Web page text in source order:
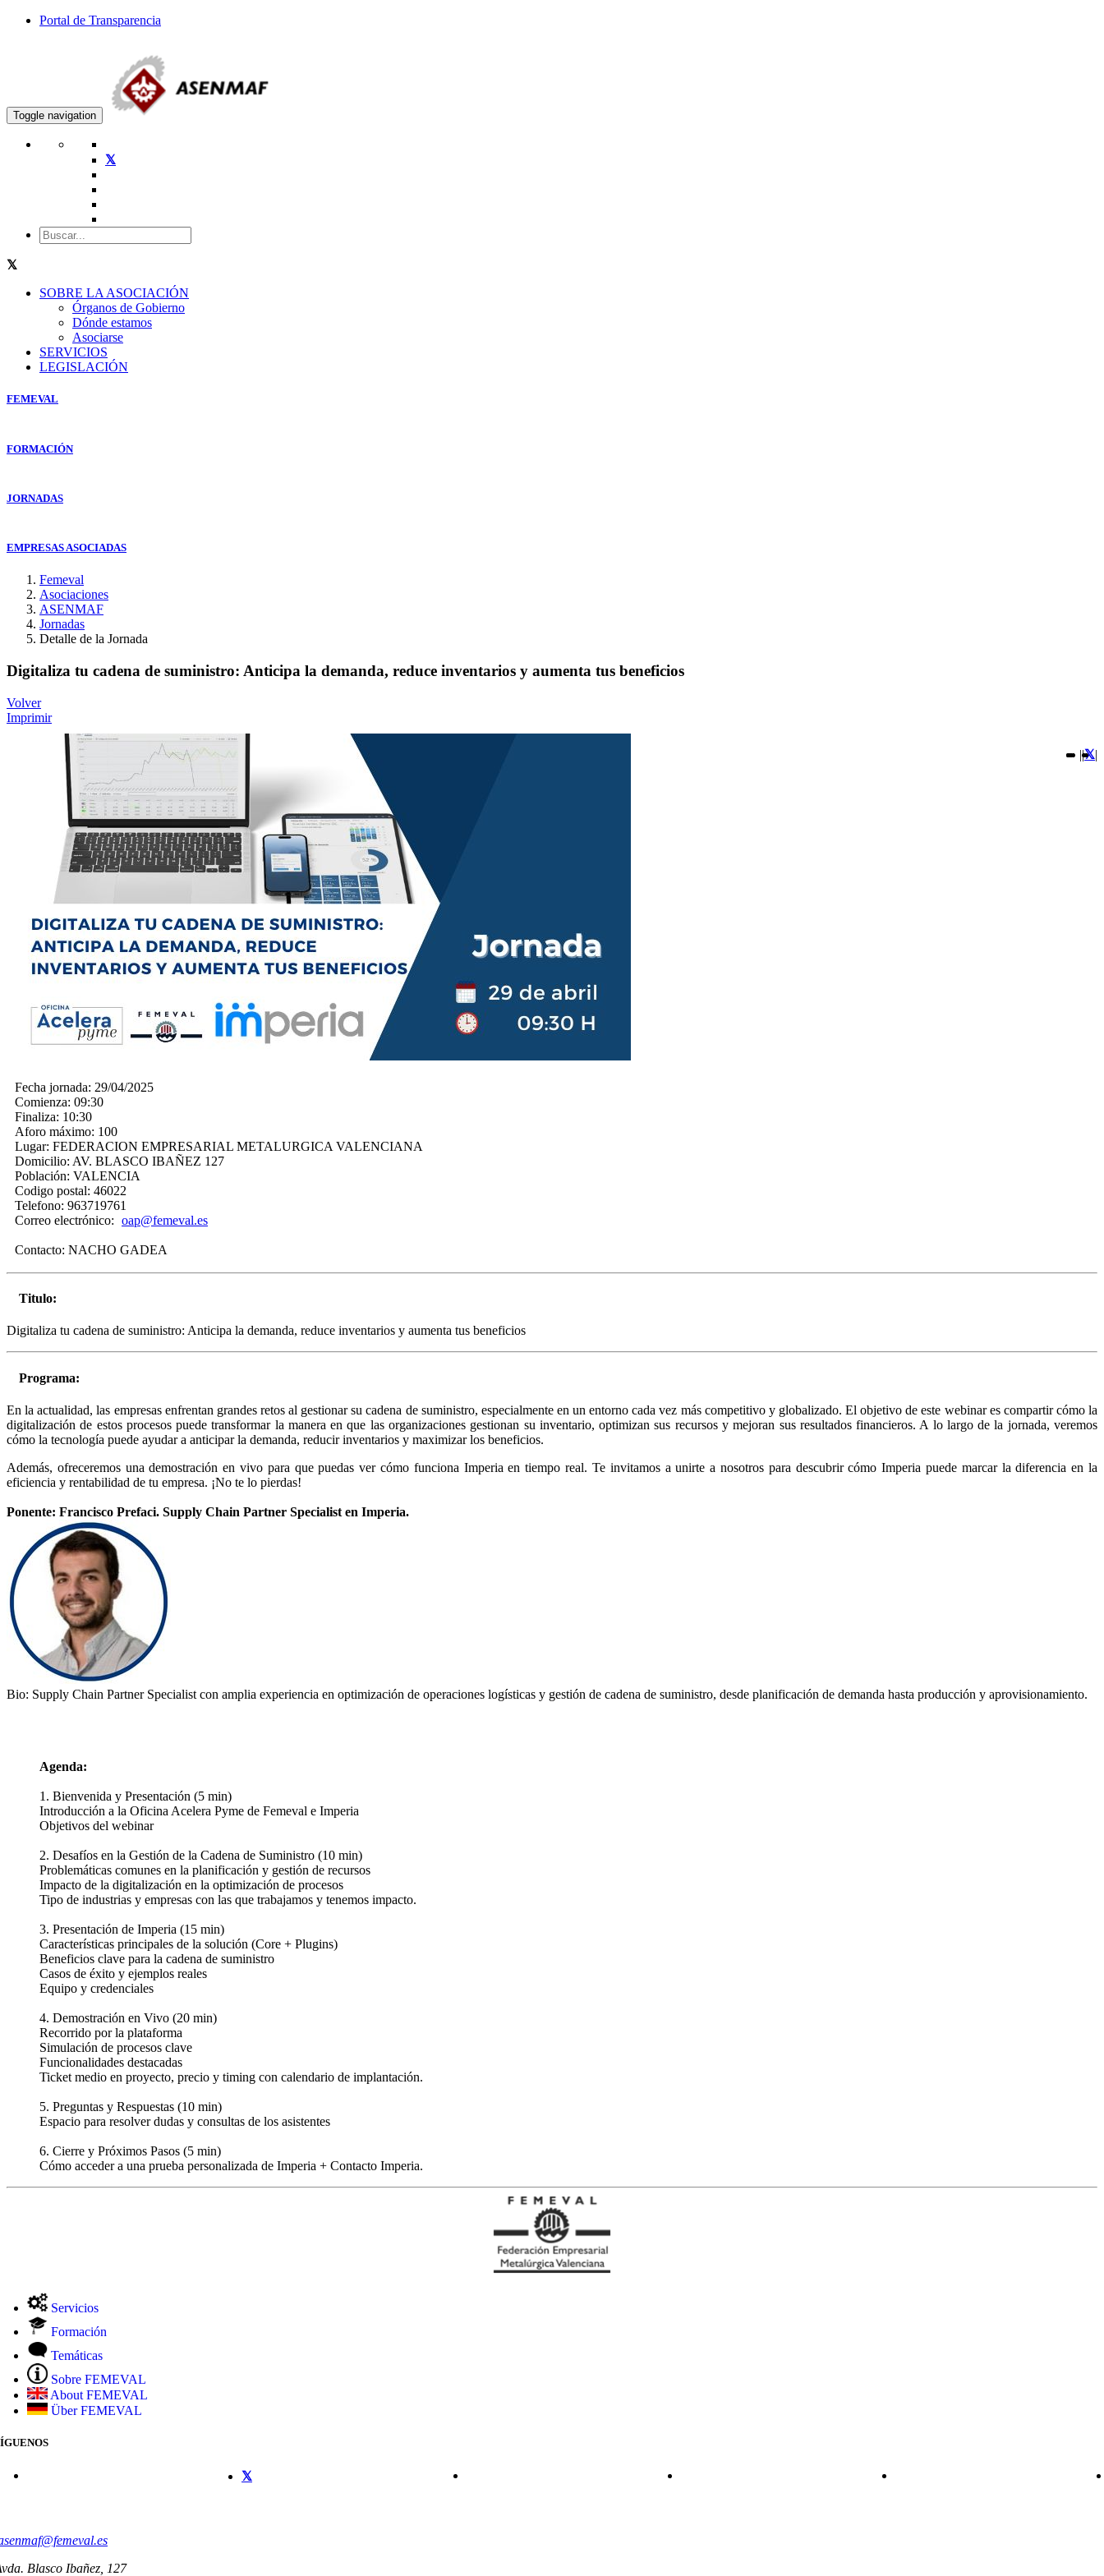
Portal de Transparencia
Toggle navigation
SOBRE LA ASOCIACIÓN
Órganos de Gobierno
Dónde estamos
Asociarse
SERVICIOS
LEGISLACIÓN
FEMEVAL
FORMACIÓN
JORNADAS
EMPRESAS ASOCIADAS
Femeval
Asociaciones
ASENMAF
Jornadas
Detalle de la Jornada
Digitaliza tu cadena de suministro: Anticipa la demanda, reduce inventarios y aumenta tus beneficios
Volver
Imprimir
|| |
Fecha jornada: 29/04/2025
Comienza: 09:30
Finaliza: 10:30
Aforo máximo: 100
Lugar: FEDERACION EMPRESARIAL METALURGICA VALENCIANA
Domicilio: AV. BLASCO IBAÑEZ 127
Población: VALENCIA
Codigo postal: 46022
Telefono: 963719761
Correo electrónico: oap@femeval.es
Contacto: NACHO GADEA
Titulo:
Digitaliza tu cadena de suministro: Anticipa la demanda, reduce inventarios y aumenta tus beneficios
Programa:
En la actualidad, las empresas enfrentan grandes retos al gestionar su cadena de suministro, especialmente en un entorno cada vez más competitivo y globalizado. El objetivo de este webinar es compartir cómo la
digitalización de estos procesos puede transformar la manera en que las organizaciones gestionan su inventario, optimizan sus recursos y mejoran sus resultados financieros. A lo largo de la jornada, veremos
cómo la tecnología puede ayudar a anticipar la demanda, reducir inventarios y maximizar los beneficios.
Además, ofreceremos una demostración en vivo para que puedas ver cómo funciona Imperia en tiempo real. Te invitamos a unirte a nosotros para descubrir cómo Imperia puede marcar la diferencia en la
eficiencia y rentabilidad de tu empresa. ¡No te lo pierdas!
Ponente: Francisco Prefaci. Supply Chain Partner Specialist en Imperia.
Bio: Supply Chain Partner Specialist con amplia experiencia en optimización de operaciones logísticas y gestión de cadena de suministro, desde planificación de demanda hasta producción y aprovisionamiento.
Agenda:
1. Bienvenida y Presentación (5 min)
Introducción a la Oficina Acelera Pyme de Femeval e Imperia
Objetivos del webinar
2. Desafíos en la Gestión de la Cadena de Suministro (10 min)
Problemáticas comunes en la planificación y gestión de recursos
Impacto de la digitalización en la optimización de procesos
Tipo de industrias y empresas con las que trabajamos y tenemos impacto.
3. Presentación de Imperia (15 min)
Características principales de la solución (Core + Plugins)
Beneficios clave para la cadena de suministro
Casos de éxito y ejemplos reales
Equipo y credenciales
4. Demostración en Vivo (20 min)
Recorrido por la plataforma
Simulación de procesos clave
Funcionalidades destacadas
Ticket medio en proyecto, precio y timing con calendario de implantación.
5. Preguntas y Respuestas (10 min)
Espacio para resolver dudas y consultas de los asistentes
6. Cierre y Próximos Pasos (5 min)
Cómo acceder a una prueba personalizada de Imperia + Contacto Imperia.
Servicios
Formación
Temáticas
Sobre FEMEVAL
About FEMEVAL
Über FEMEVAL
Blasco Ibañez, 127